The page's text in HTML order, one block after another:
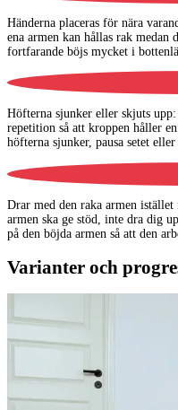
Händerna placeras för nära
ena armen kan hållas rak medan
fortfarande böjs mycket i
Höfterna sjunker eller skjuts upp:
repetition så att kroppen håller
höfterna sjunker, pausa setet
Drar med den raka armen istället
armen ska ge stöd, inte dra dig
på den böjda armen så att den
Varianter och